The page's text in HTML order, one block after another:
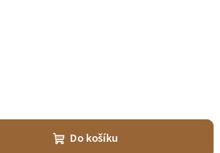
Do košíku